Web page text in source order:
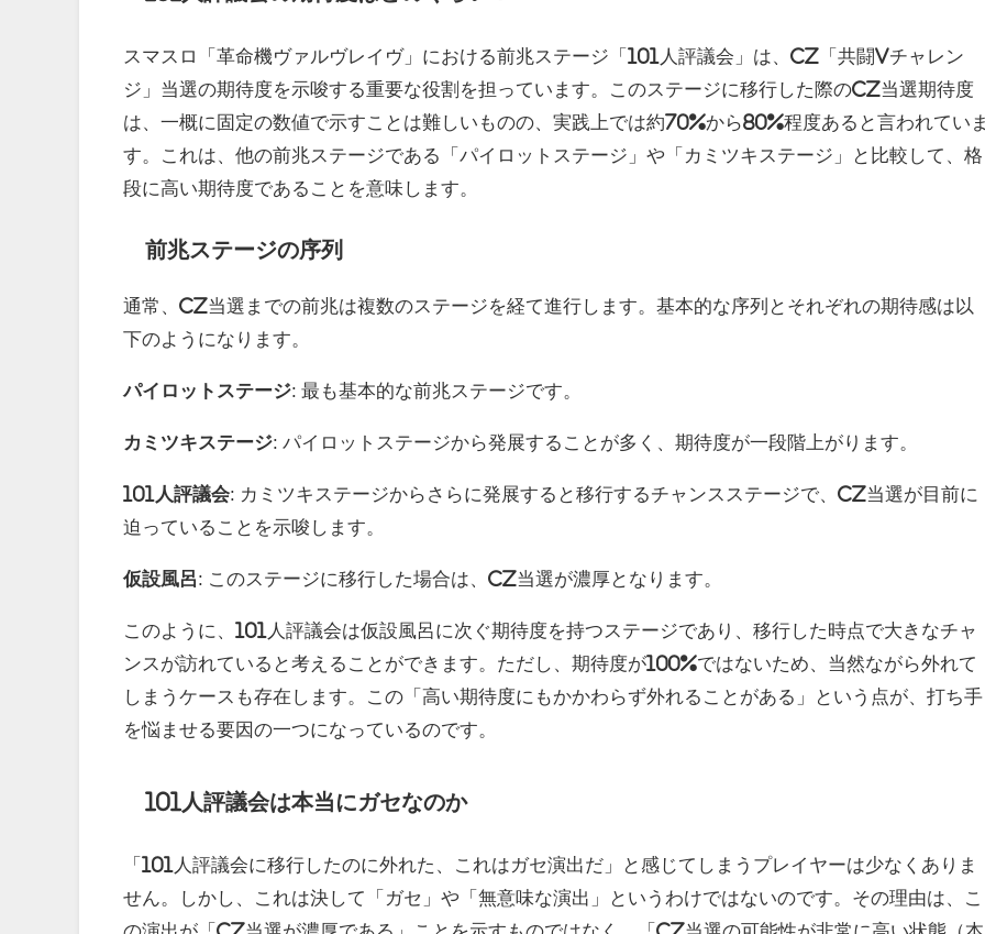
スマスロ「革命機ヴァルヴレイヴ」における前兆ステージ「101人評議会」は、CZ「共闘Vチャレン
ジ」当選の期待度を示唆する重要な役割を担っています。このステージに移行した際のCZ当選期待度
は、一概に固定の数値で示すことは難しいものの、実践上では約70%から80%程度あると言われてい
す。これは、他の前兆ステージである「パイロットステージ」や「カミツキステージ」と比較して、格
段に高い期待度であることを意味します。
前兆ステージの序列
通常、CZ当選までの前兆は複数のステージを経て進行します。基本的な序列とそれぞれの期待感は以
下のようになります。
パイロットステージ: 最も基本的な前兆ステージです。
カミツキステージ: パイロットステージから発展することが多く、期待度が一段階上がります。
101人評議会: カミツキステージからさらに発展すると移行するチャンスステージで、CZ当選が目前に
迫っていることを示唆します。
仮設風呂: このステージに移行した場合は、CZ当選が濃厚となります。
このように、101人評議会は仮設風呂に次ぐ期待度を持つステージであり、移行した時点で大きなチャ
ンスが訪れていると考えることができます。ただし、期待度が100%ではないため、当然ながら外れて
しまうケースも存在します。この「高い期待度にもかかわらず外れることがある」という点が、打ち手
を悩ませる要因の一つになっているのです。
101人評議会は本当にガセなのか
「101人評議会に移行したのに外れた、これはガセ演出だ」と感じてしまうプレイヤーは少なくありま
せん。しかし、これは決して「ガセ」や「無意味な演出」というわけではないのです。その理由は、こ